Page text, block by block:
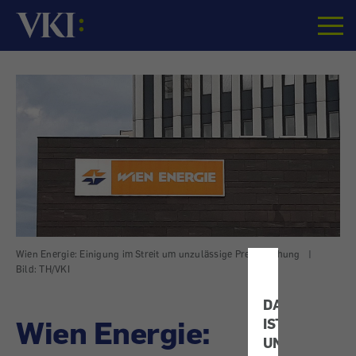
IST
UNS
Startseite
Wien Energie: Einigung im Streit um unzulässige Preiserhöhung
|
Bild: TH/VKI
Wien Energie: